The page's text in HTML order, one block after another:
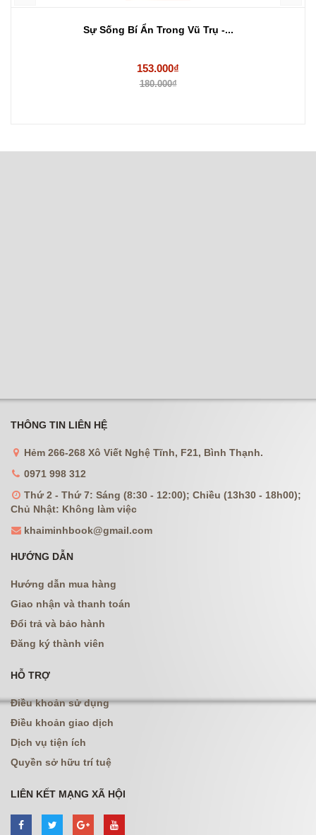
Sự Sống Bí Ẩn Trong Vũ Trụ -...
153.000₫
180.000₫
THÔNG TIN LIÊN HỆ
Hẻm 266-268 Xô Viết Nghệ Tĩnh, F21, Bình Thạnh.
0971 998 312
Thứ 2 - Thứ 7: Sáng (8:30 - 12:00); Chiều (13h30 - 18h00);
Chủ Nhật: Không làm việc
khaiminhbook@gmail.com
HƯỚNG DẪN
Hướng dẫn mua hàng
Giao nhận và thanh toán
Đổi trả và bảo hành
Đăng ký thành viên
HỖ TRỢ
Điều khoản sử dụng
Điều khoản giao dịch
Dịch vụ tiện ích
Quyền sở hữu trí tuệ
LIÊN KẾT MẠNG XÃ HỘI